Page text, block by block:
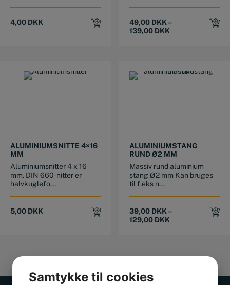
4,00 DKK 49,00 DKK –
139,00 DKK
ALUMINIUMSNITTE 4×16
MM
Aluminiumsnitter 4 x 16
mm. DIN 660-nitter er
halvkuglefo...
5,00 DKK
ALUMINIUMSTANG
RUND Ø2 MM
Massiv rund aluminium
stang Ø2 mm Kan bruges
til f.eks n...
39,00 DKK –
129,00 DKK
Samtykke til cookies